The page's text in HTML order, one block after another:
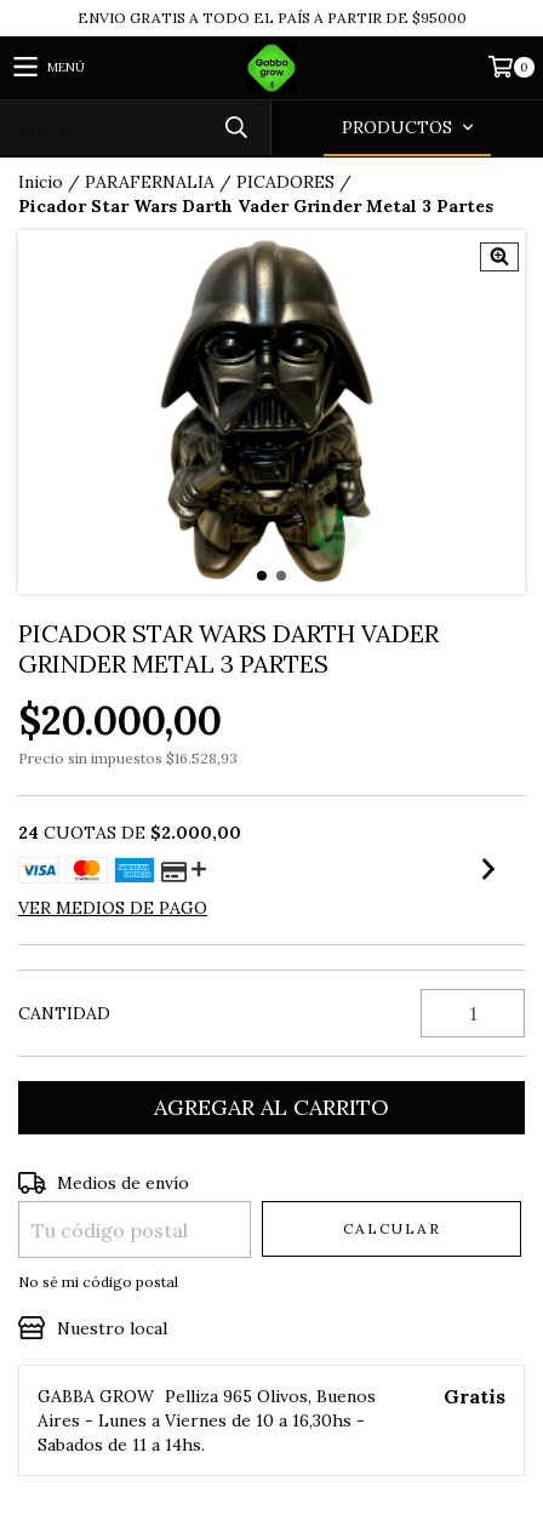
ENVIO GRATIS A TODO EL PAÍS A PARTIR DE $95000
MENÚ 0
PRODUCTOS
Inicio / PARAFERNALIA / PICADORES /
Picador Star Wars Darth Vader Grinder Metal 3 Partes
PICADOR STAR WARS DARTH VADER
GRINDER METAL 3 PARTES
$20.000,00
Precio sin impuestos $16.528,93
24 CUOTAS DE $2.000,00
VER MEDIOS DE PAGO
CANTIDAD
Entregas para el CP:
Medios de envío
CALCULAR
No sé mi código postal
Nuestro local
GABBA GROW Pelliza 965 Olivos, Buenos
Aires - Lunes a Viernes de 10 a 16,30hs -
Sabados de 11 a 14hs.
Gratis